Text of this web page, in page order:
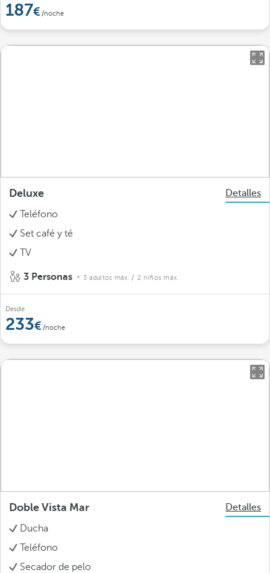
187 /noche
Deluxe
Detalles
Teléfono
Set café y té
TV
3 Personas 3 adultos máx. / 2 niños máx.
Desde
233 /noche
Doble Vista Mar
Detalles
Ducha
Teléfono
Secador de pelo